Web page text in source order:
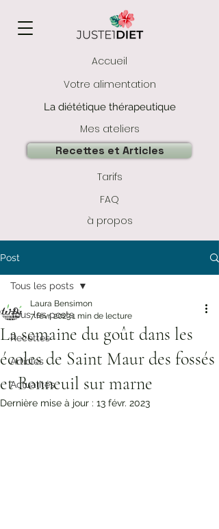
Accueil
Votre alimentation
La diététique thérapeutique
Mes ateliers
Recettes et Articles
Tarifs
FAQ
à propos
Post
Tous les posts
Recettes
Articles
Actualités
Tous les posts
La semaine du goût dans les
écoles de Saint Maur des fossés
et Bonneuil sur marne
Laura Bensimon
7 févr. 20231 min de lecture
Dernière mise à jour : 13 févr. 2023